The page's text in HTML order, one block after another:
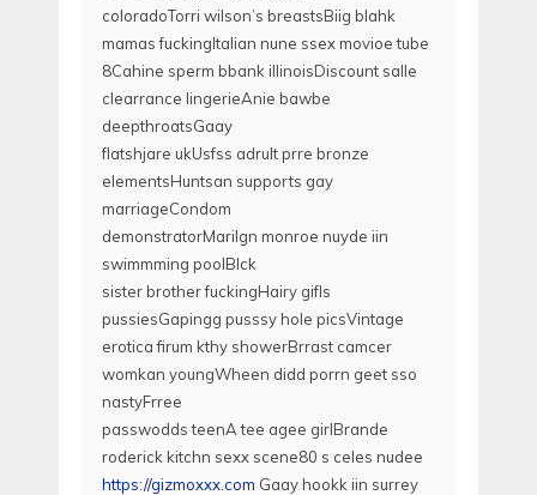
coloradoTorri wilson’s breastsBiig blahk
mamas fuckingItalian nune ssex movioe tube
8Cahine sperm bbank illinoisDiscount salle
clearrance lingerieAnie bawbe
deepthroatsGaay
flatshjare ukUsfss adrult prre bronze
elementsHuntsan supports gay
marriageCondom
demonstratorMarilgn monroe nuyde iin
swimmming poolBlck
sister brother fuckingHairy gifls
pussiesGapingg pusssy hole picsVintage
erotica firum kthy showerBrrast camcer
womkan youngWheen didd porrn geet sso
nastyFrree
passwodds teenA tee agee girlBrande
roderick kitchn sexx scene80 s celes nudee
https://gizmoxxx.com Gaay hookk iin surrey